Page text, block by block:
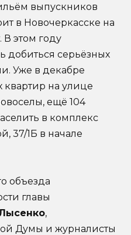
выпускников
в Новочеркасске на
В этом году
добиться серьёзных
Уже в декабре
на улице
ещё 104
в комплекс
37/1Б в начале
объезда
главы
,
Думы и журналисты